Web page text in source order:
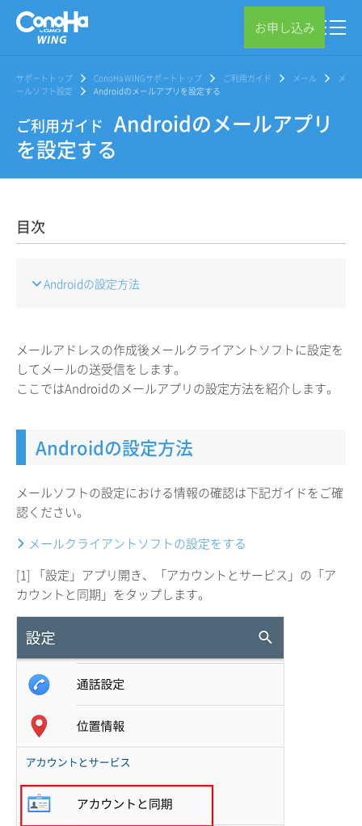
お申し込み
サポートトップ ConoHa WINGサポートトップ ご利用ガイド メール
メ
ールソフト設定
Androidのメールアプリを設定する
ご利用ガイド Androidのメールアプリ
を設定する
目次
Androidの設定方法
メールアドレスの作成後メールクライアントソフトに設定を
してメールの送受信をします。
ここではAndroidのメールアプリの設定方法を紹介します。
Androidの設定方法
メールソフトの設定における情報の確認は下記ガイドをご確
認ください。
メールクライアントソフトの設定をする
[1] 「設定」アプリ開き、「アカウントとサービス」の「ア
カウントと同期」をタップします。